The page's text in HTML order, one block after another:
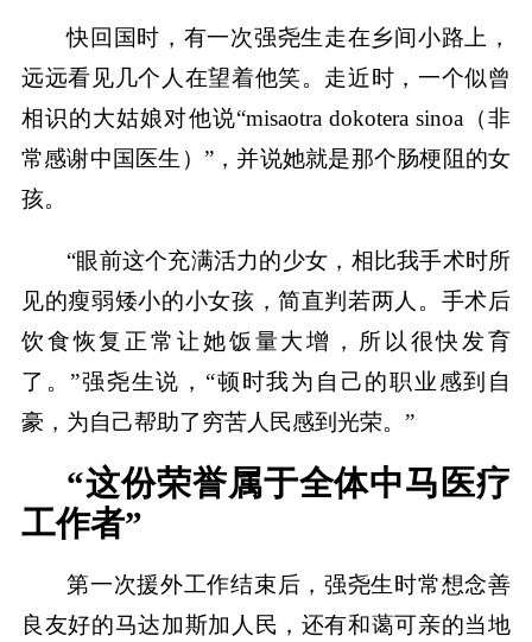
快回国时，有一次强尧生走在乡间小路上，
远远看见几个人在望着他笑。走近时，一个似曾
相识的大姑娘对他说“misaotra dokotera sinoa（非
常感谢中国医生）”，并说她就是那个肠梗阻的女
孩。
“眼前这个充满活力的少女，相比我手术时所
见的瘦弱矮小的小女孩，简直判若两人。手术后
饮食恢复正常让她饭量大增，所以很快发育
了。”强尧生说，“顿时我为自己的职业感到自
豪，为自己帮助了穷苦人民感到光荣。”
“这份荣誉属于全体中马医疗
工作者”
第一次援外工作结束后，强尧生时常想念善
良友好的马达加斯加人民，还有和蔼可亲的当地